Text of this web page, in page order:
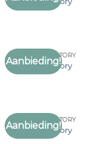
Aanbieding!
SJAAL KNIT FACTORY
sjaal knit factory
Aanbieding!
SJAAL KNIT FACTORY
sjaal knit factory